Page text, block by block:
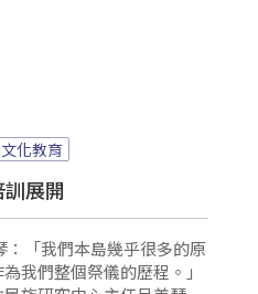
文化教育
展開
「我們本島幾乎很多的原
我們整個祭儀的歷程。」